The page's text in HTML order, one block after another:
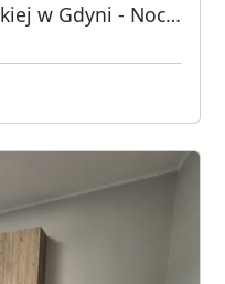
Mieszkanie przy ul. Morskiej w Gdyni - Noclegi dla pracowników / Kwatery pracownicze